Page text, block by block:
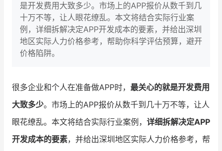
增长产品指南
智库 产品场景库
产品更新动态
品牌消费观
新零售资讯
培训课程
是开发费用大致多少。市场上的APP报价从数千到几
十万不等，让人眼花缭乱。本文将结合实际行业案
例，详细拆解决定APP开发成本的要素，并给出深圳
地区实际人力价格参考，帮助你科学评估预算，避开
价格陷阱。
很多企业和个人在准备做APP时， 最关心的就是开发费用
大致多少。市场上的APP报价从数千到几十万不等，让人
眼花缭乱。本文将结合实际行业案例， 详细拆解决定APP
开发成本的要素，并给出深圳地区实际人力价格参考，帮